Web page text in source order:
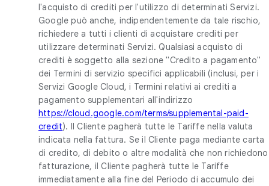
l'acquisto di crediti per l'utilizzo di determinati Servizi.
Google può anche, indipendentemente da tale rischio,
richiedere a tutti i clienti di acquistare crediti per
utilizzare determinati Servizi. Qualsiasi acquisto di
crediti è soggetto alla sezione "Credito a pagamento"
dei Termini di servizio specifici applicabili (inclusi, per i
Servizi Google Cloud, i Termini relativi ai crediti a
pagamento supplementari all'indirizzo
https://cloud.google.com/terms/supplemental-paid-
credit). Il Cliente pagherà tutte le Tariffe nella valuta
indicata nella fattura. Se il Cliente paga mediante carta
di credito, di debito o altre modalità che non richiedono
fatturazione, il Cliente pagherà tutte le Tariffe
immediatamente alla fine del Periodo di accumulo dei